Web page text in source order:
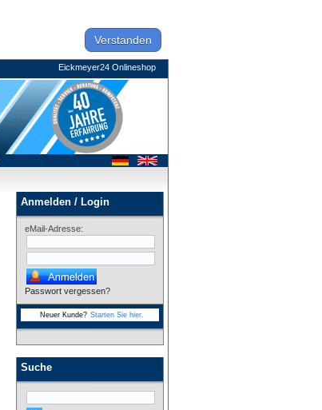
Verstanden
Eickmeyer24 Onlineshop
Anmelden / Login
eMail-Adresse:
Passwort vergessen?
Neuer Kunde? Starten Sie hier.
Suche